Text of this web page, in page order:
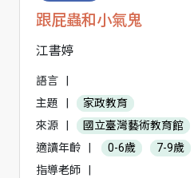
跟屁蟲和小氣鬼
江書婷
語言
主題
家政教育
來源
國立臺灣藝術教育館
適讀年齡
0-6歲 7-9歲
指導老師